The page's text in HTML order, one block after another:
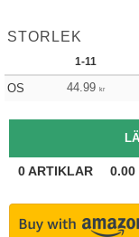
STORLEK
1-11
OS 44.99 kr
0ARTIKLAR 0.00